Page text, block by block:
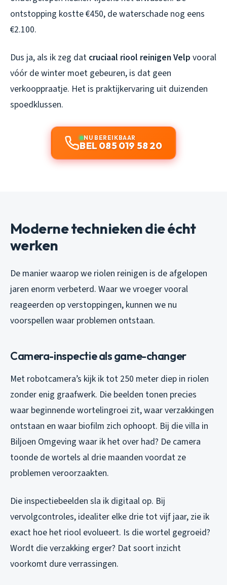
ontstopping kostte €450, de waterschade nog eens
€2.100.
Dus ja, als ik zeg dat cruciaal riool reinigen Velp vooral
vóór de winter moet gebeuren, is dat geen
verkooppraatje. Het is praktijkervaring uit duizenden
spoedklussen.
NU BEREIKBAAR
BEL 085 019 58 20
Moderne technieken die écht
werken
De manier waarop we riolen reinigen is de afgelopen
jaren enorm verbeterd. Waar we vroeger vooral
reageerden op verstoppingen, kunnen we nu
voorspellen waar problemen ontstaan.
Camera-inspectie als game-changer
Met robotcamera’s kijk ik tot 250 meter diep in riolen
zonder enig graafwerk. Die beelden tonen precies
waar beginnende wortelingroei zit, waar verzakkingen
ontstaan en waar biofilm zich ophoopt. Bij die villa in
Biljoen Omgeving waar ik het over had? De camera
toonde de wortels al drie maanden voordat ze
problemen veroorzaakten.
Die inspectiebeelden sla ik digitaal op. Bij
vervolgcontroles, idealiter elke drie tot vijf jaar, zie ik
exact hoe het riool evolueert. Is die wortel gegroeid?
Wordt die verzakking erger? Dat soort inzicht
voorkomt dure verrassingen.